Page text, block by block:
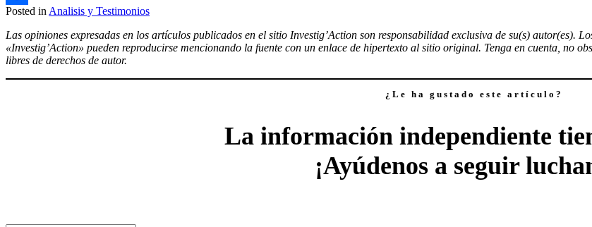
Compartir
Posted in Analisis y Testimonios
Las opiniones expresadas en los artículos publicados en el sitio Investig’Action son responsabilidad exclusiva de su(s) autor(es).
«Investig’Action» pueden reproducirse mencionando la fuente con un enlace de hipertexto al sitio original. Tenga en cuenta, no
libres de derechos de autor.
¿Le ha gustado este artículo?
La información independiente
¡Ayúdenos a seguir